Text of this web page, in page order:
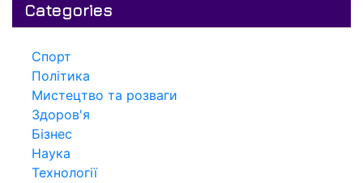
Categories
Спорт
Політика
Мистецтво та розваги
Здоров'я
Бізнес
Наука
Технології